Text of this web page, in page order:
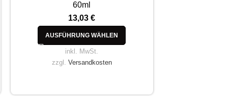
60ml
13,03€
AUSFÜHRUNG WÄHLEN
inkl. MwSt.
zzgl. Versandkosten